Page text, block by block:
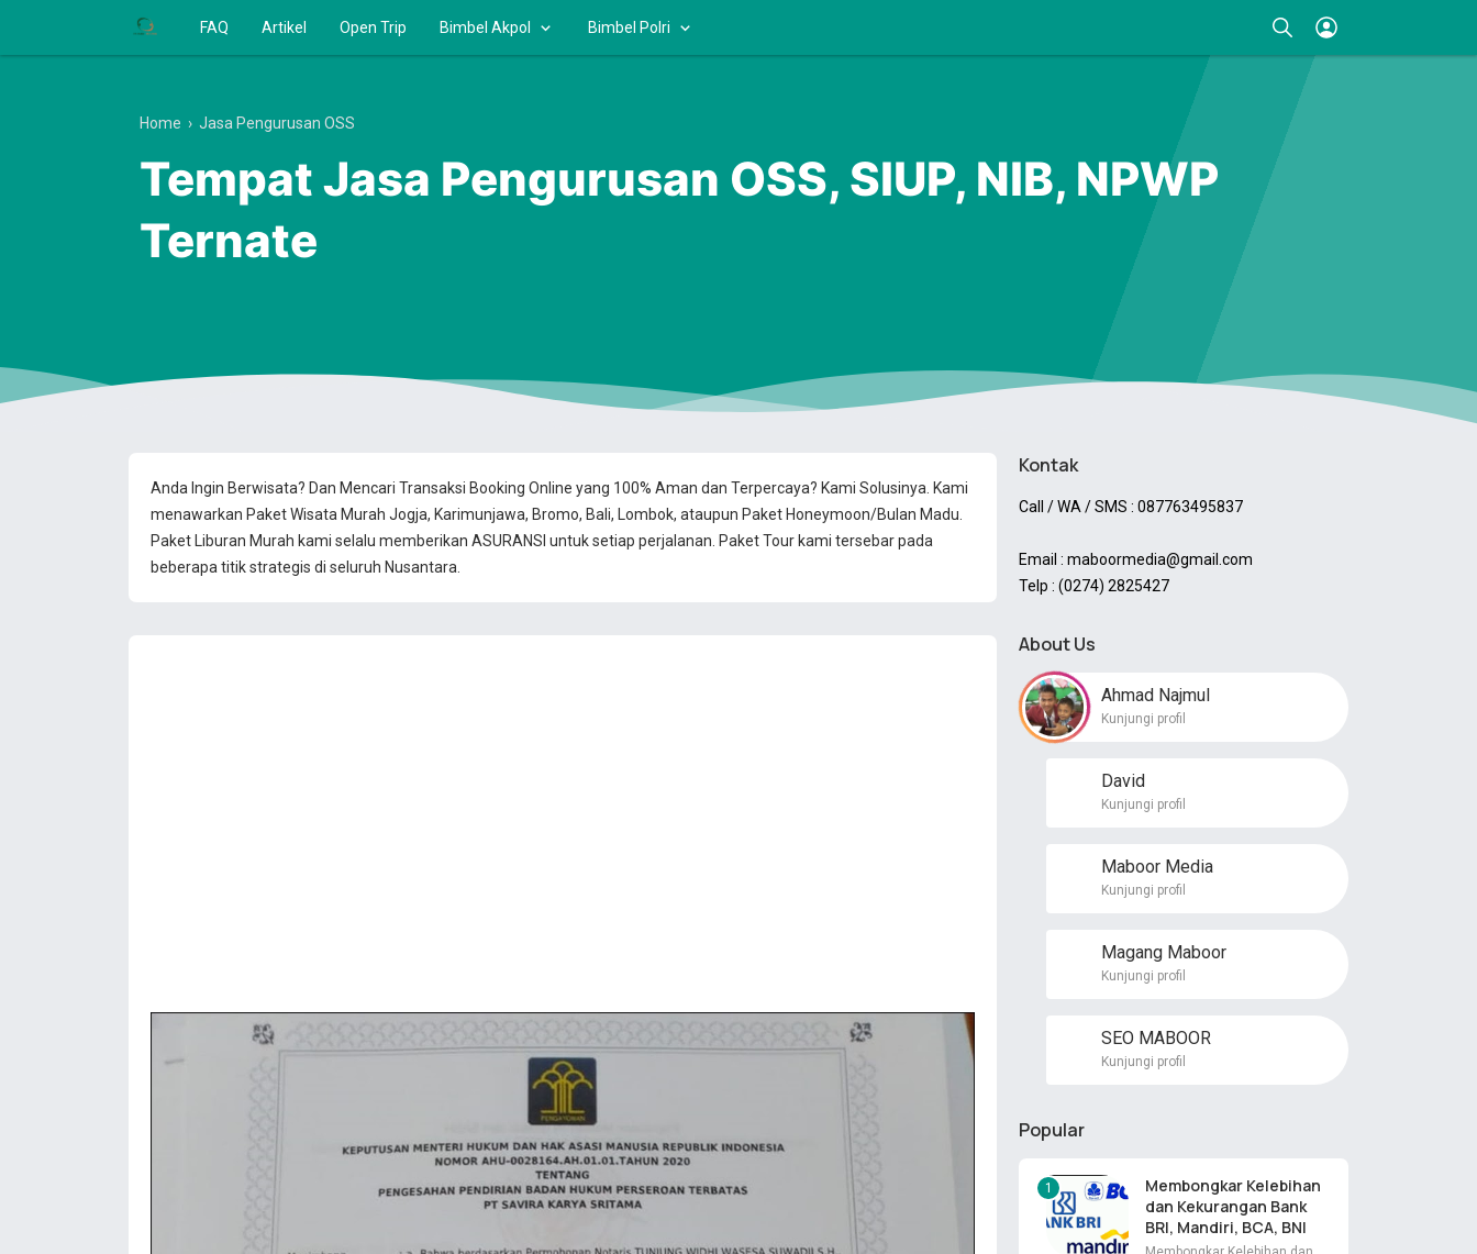
FAQ Artikel Open Trip Bimbel Akpol Bimbel Polri
Anda Ingin Berwisata? Dan Mencari Transaksi Booking Online yang 100% Aman dan Terpercaya? Kami Solusinya. Kami
menawarkan Paket Wisata Murah Jogja, Karimunjawa, Bromo, Bali, Lombok, ataupun Paket Honeymoon/Bulan Madu.
Paket Liburan Murah kami selalu memberikan ASURANSI untuk setiap perjalanan. Paket Tour kami tersebar pada
beberapa titik strategis di seluruh Nusantara.
Home › Jasa Pengurusan OSS
Tempat Jasa Pengurusan OSS, SIUP, NIB, NPWP
Ternate
Kontak
Call / WA / SMS : 087763495837
Email : maboormedia@gmail.com
Telp : (0274) 2825427
About Us
Ahmad Najmul
Kunjungi profil
David
Kunjungi profil
Maboor Media
Kunjungi profil
Magang Maboor
Kunjungi profil
SEO MABOOR
Kunjungi profil
Popular
Membongkar Kelebihan
dan Kekurangan Bank
BRI, Mandiri, BCA, BNI